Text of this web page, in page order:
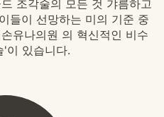
조각술의 모든 것 갸름하고
들이 선망하는 미의 기준 중
유나의원 의 혁신적인 비수
'이 있습니다.